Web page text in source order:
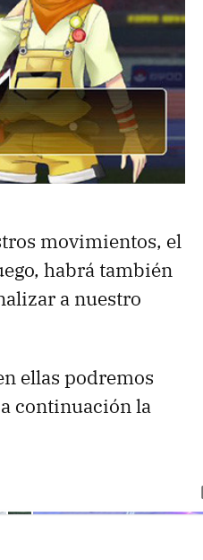
movimientos, el
habrá también
a nuestro
ellas podremos
continuación la